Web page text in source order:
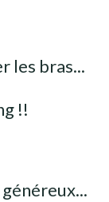
les bras...
!!